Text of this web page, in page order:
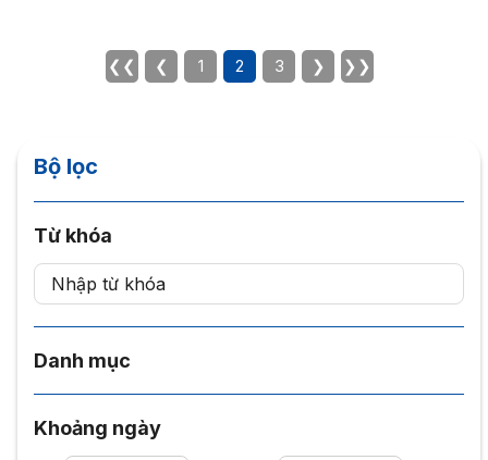
❮❮ ❮ 1 2 3 ❯ ❯❯
Bộ lọc
Từ khóa
Danh mục
Khoảng ngày